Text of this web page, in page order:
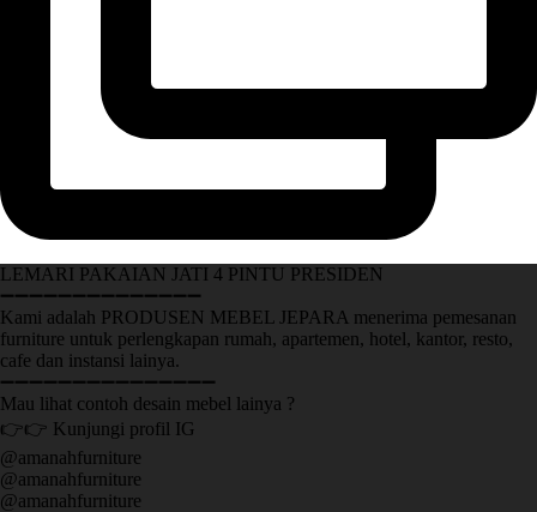
LEMARI PAKAIAN JATI 4 PINTU PRESIDEN
➖➖➖➖➖➖➖➖➖➖➖➖➖➖
Kami adalah PRODUSEN MEBEL JEPARA menerima pemesanan
furniture untuk perlengkapan rumah, apartemen, hotel, kantor, resto,
cafe dan instansi lainya.
➖➖➖➖➖➖➖➖➖➖➖➖➖➖➖
Mau lihat contoh desain mebel lainya ?
👉👉 Kunjungi profil IG
@amanahfurniture
@amanahfurniture
@amanahfurniture